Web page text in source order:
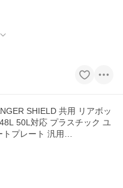
SHIELD 共用 リアボッ
50L対応 プラスチック ユ
トプレート 汎用…